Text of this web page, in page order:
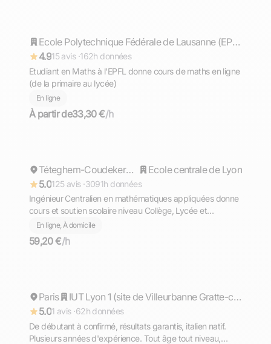
Répond rapidement
Ecole Polytechnique Fédérale de Lausanne (EPFL)
4.915 avis ·162h données
Etudiant en Maths à l'EPFL donne cours de maths en ligne
(de la primaire au lycée)
En ligne
À partir de33,30 €/h
Répond rapidement Téteghem-Coudekerque-Village
Ecole centrale de Lyon
5.0125 avis ·3091h données
Ingénieur Centralien en mathématiques appliquées donne
cours et soutien scolaire niveau Collège, Lycée et
Supérieur (prépa)
En ligne, À domicile
59,20 €/h
Répond rapidement
Paris
IUT Lyon 1 (site de Villeurbanne Gratte-ciel)
5.01 avis ·62h données
De débutant à confirmé, résultats garantis, italien natif.
Plusieurs années d'expérience. Tout âge tout niveau,